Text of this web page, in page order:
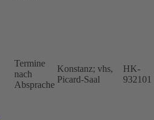
Termine
nach
Absprache
Konstanz; vhs,
Picard-Saal
HK-
932101